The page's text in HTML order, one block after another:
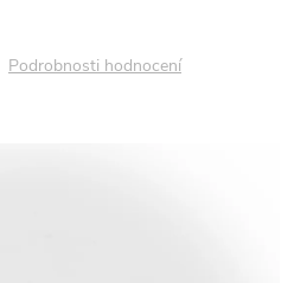
Podrobnosti hodnocení